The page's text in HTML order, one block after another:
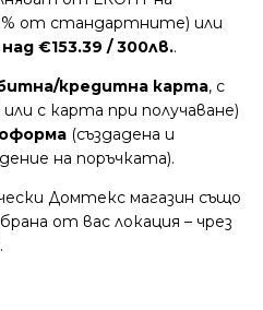
от стандартните) или
€153.39 / 300лв..
кредитна карта, с
или с карта при получаване)
(създадена и
на поръчката).
Домтекс магазин също
от вас локация – чрез
.